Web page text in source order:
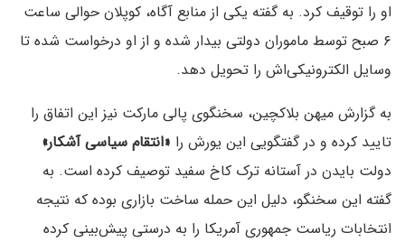
او را توقیف کرد. به گفته یکی از منابع آگاه، کوپلان حوالی ساعت
۶ صبح توسط ماموران دولتی بیدار شده و از او درخواست شده تا
وسایل الکترونیکی‌اش را تحویل دهد.
به گزارش میهن بلاکچین، سخنگوی پالی مارکت نیز این اتفاق را
تایید کرده و در گفتگویی این یورش را «انتقام سیاسی آشکار»
دولت بایدن در آستانه ترک کاخ سفید توصیف کرده است. به
گفته این سخنگو، دلیل این حمله ساخت بازاری بوده که نتیجه
انتخابات ریاست جمهوری آمریکا را به درستی پیش‌بینی کرده